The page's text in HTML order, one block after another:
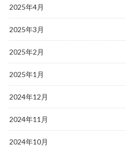
2025年4月
2025年3月
2025年2月
2025年1月
2024年12月
2024年11月
2024年10月